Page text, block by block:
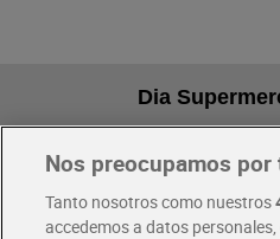
Dia
Pide hoy, recibe hoy
Nos preocupamos
Tanto nosotros como nuestros
accedemos a datos